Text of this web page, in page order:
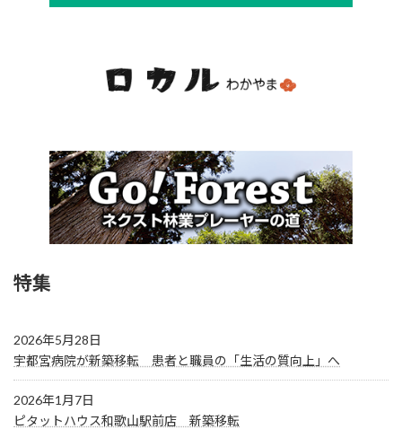
特集
2026年5月28日
宇都宮病院が新築移転 患者と職員の「生活の質向上」へ
2026年1月7日
ピタットハウス和歌山駅前店 新築移転